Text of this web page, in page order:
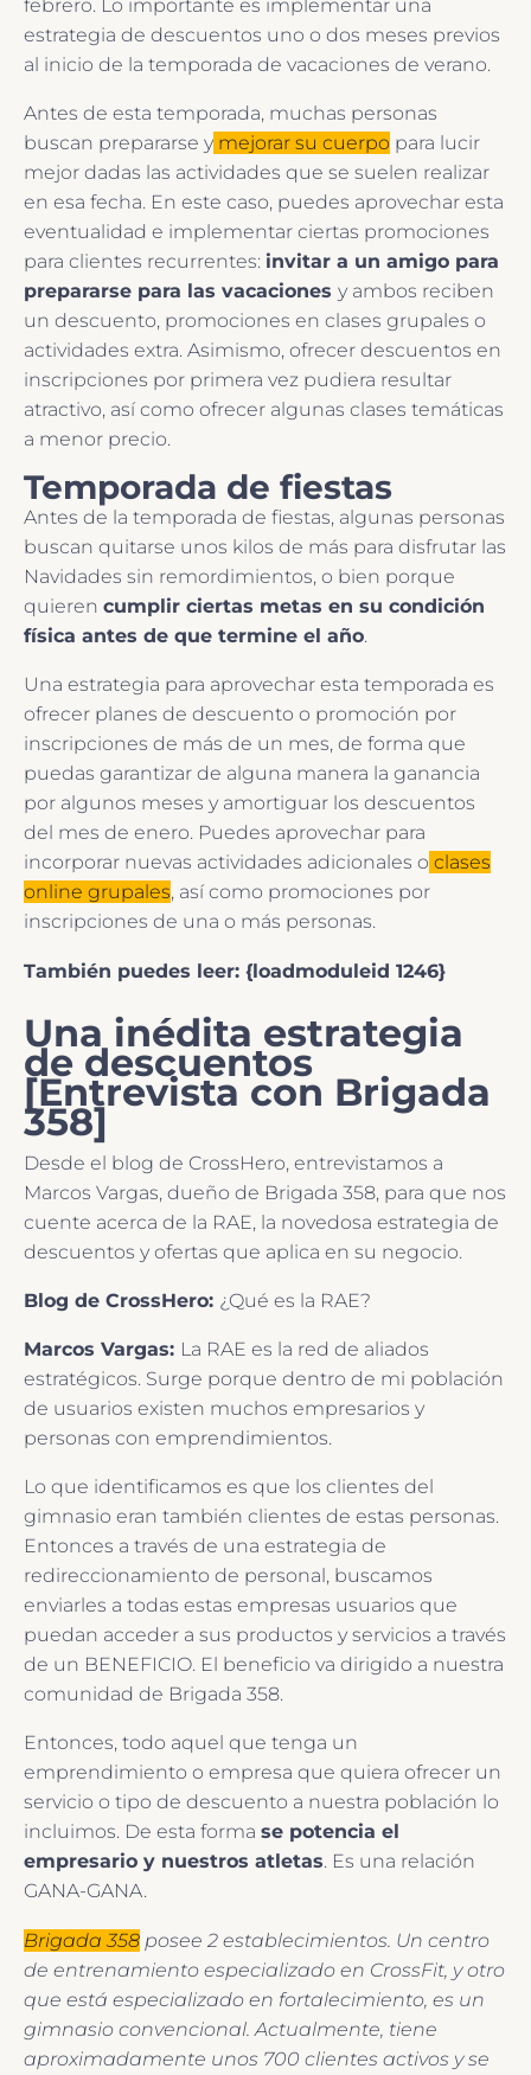
febrero. Lo importante es implementar una
estrategia de descuentos uno o dos meses previos
al inicio de la temporada de vacaciones de verano.
Antes de esta temporada, muchas personas
buscan prepararse y mejorar su cuerpo para lucir
mejor dadas las actividades que se suelen realizar
en esa fecha. En este caso, puedes aprovechar esta
eventualidad e implementar ciertas promociones
para clientes recurrentes: invitar a un amigo para
prepararse para las vacaciones y ambos reciben
un descuento, promociones en clases grupales o
actividades extra. Asimismo, ofrecer descuentos en
inscripciones por primera vez pudiera resultar
atractivo, así como ofrecer algunas clases temáticas
a menor precio.
Temporada de fiestas
Antes de la temporada de fiestas, algunas personas
buscan quitarse unos kilos de más para disfrutar las
Navidades sin remordimientos, o bien porque
quieren cumplir ciertas metas en su condición
física antes de que termine el año.
Una estrategia para aprovechar esta temporada es
ofrecer planes de descuento o promoción por
inscripciones de más de un mes, de forma que
puedas garantizar de alguna manera la ganancia
por algunos meses y amortiguar los descuentos
del mes de enero. Puedes aprovechar para
incorporar nuevas actividades adicionales o clases
online grupales, así como promociones por
inscripciones de una o más personas.
También puedes leer: {loadmoduleid 1246}
Una inédita estrategia
de descuentos
[Entrevista con Brigada
358]
Desde el blog de CrossHero, entrevistamos a
Marcos Vargas, dueño de Brigada 358, para que nos
cuente acerca de la RAE, la novedosa estrategia de
descuentos y ofertas que aplica en su negocio.
Blog de CrossHero: ¿Qué es la RAE?
Marcos Vargas: La RAE es la red de aliados
estratégicos. Surge porque dentro de mi población
de usuarios existen muchos empresarios y
personas con emprendimientos.
Lo que identificamos es que los clientes del
gimnasio eran también clientes de estas personas.
Entonces a través de una estrategia de
redireccionamiento de personal, buscamos
enviarles a todas estas empresas usuarios que
puedan acceder a sus productos y servicios a través
de un BENEFICIO. El beneficio va dirigido a nuestra
comunidad de Brigada 358.
Entonces, todo aquel que tenga un
emprendimiento o empresa que quiera ofrecer un
servicio o tipo de descuento a nuestra población lo
incluimos. De esta forma se potencia el
empresario y nuestros atletas. Es una relación
GANA-GANA.
Brigada 358 posee 2 establecimientos. Un centro
de entrenamiento especializado en CrossFit, y otro
que está especializado en fortalecimiento, es un
gimnasio convencional. Actualmente, tiene
aproximadamente unos 700 clientes activos y se